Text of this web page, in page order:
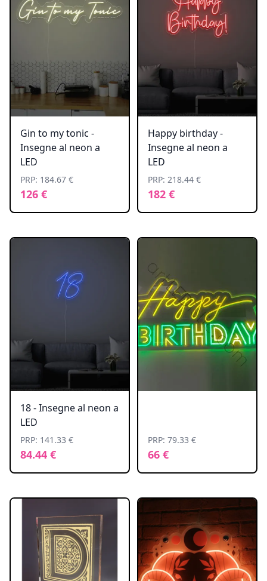
Gin to my tonic -
Insegne al neon a
LED
PRP: 184.67 €
126 €
Happy birthday -
Insegne al neon a
LED
PRP: 218.44 €
182 €
18 - Insegne al neon a
LED
PRP: 141.33 €
84.44 €
PRP: 79.33 €
66 €